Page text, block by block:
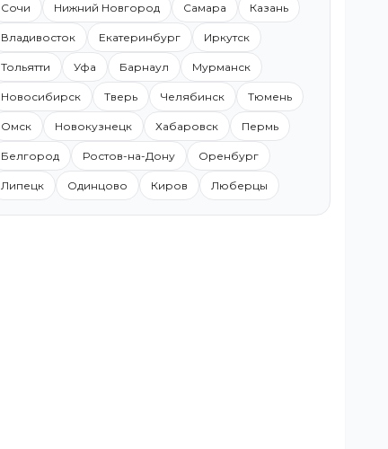
Сочи Нижний Новгород Самара Казань
Владивосток Екатеринбург Иркутск
Тольятти Уфа Барнаул Мурманск
Новосибирск Тверь Челябинск Тюмень
Омск Новокузнецк Хабаровск Пермь
Белгород Ростов-на-Дону Оренбург
Липецк Одинцово Киров Люберцы